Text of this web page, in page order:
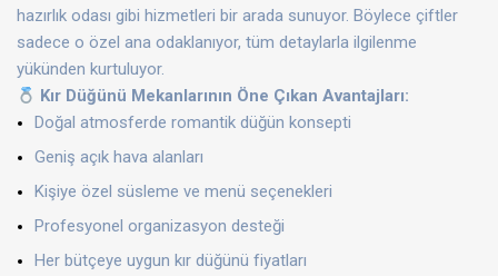
hazırlık odası gibi hizmetleri bir arada sunuyor. Böylece çiftler
sadece o özel ana odaklanıyor, tüm detaylarla ilgilenme
yükünden kurtuluyor.
Kır Düğünü Mekanlarının Öne Çıkan Avantajları:
Doğal atmosferde romantik düğün konsepti
Geniş açık hava alanları
Kişiye özel süsleme ve menü seçenekleri
Profesyonel organizasyon desteği
Her bütçeye uygun kır düğünü fiyatları